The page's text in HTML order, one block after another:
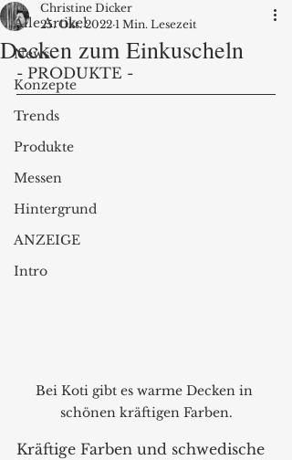
Alle Artikel
News
Konzepte
Trends
Produkte
Messen
Hintergrund
ANZEIGE
Intro
Decken zum Einkuscheln
Christine Dicker
25. Okt. 2022 1 Min. Lesezeit
- PRODUKTE -
Bei Koti gibt es warme Decken in
schönen kräftigen Farben.
Kräftige Farben und schwedische